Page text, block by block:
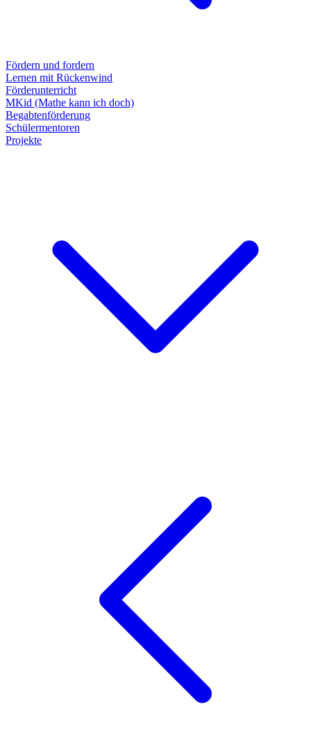
Fördern und fordern
Lernen mit Rückenwind
Förderunterricht
MKid (Mathe kann ich doch)
Begabtenförderung
Schülermentoren
Projekte